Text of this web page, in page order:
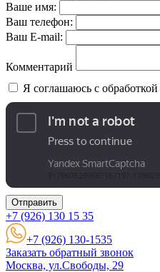
Ваше имя:
Ваш телефон:
Ваш E-mail:
Комментарий
Я соглашаюсь с обработкой
Отправить
+7 (926) 130 15 35
+7 (926) 130-1535
Заказать обратный звонок
Москва, ул.Свободы, 29